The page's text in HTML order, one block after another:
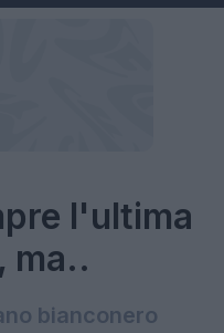
l'ultima
ma..
bianconero